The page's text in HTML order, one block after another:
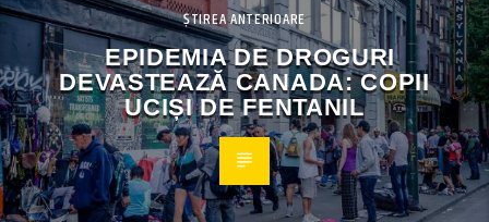
ȘTIREA ANTERIOARE
EPIDEMIA DE DROGURI
DEVASTEAZĂ CANADA: COPII
UCIȘI DE FENTANIL